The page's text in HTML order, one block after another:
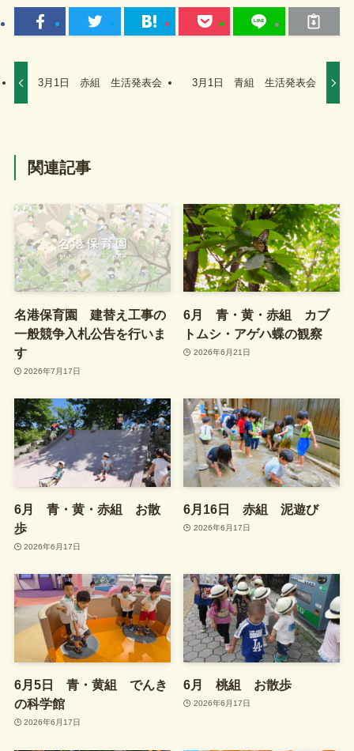
3月1日 赤組 生活発表会 3月1日 青組 生活発表会
関連記事
名港保育園 建替え工事の
一般競争入札公告を行いま
す
2026年7月17日
6月 青・黄・赤組 カブ
トムシ・アゲハ蝶の観察
2026年6月21日
6月 青・黄・赤組 お散
歩
2026年6月17日
6月16日 赤組 泥遊び
2026年6月17日
6月5日 青・黄組 でんき
の科学館
2026年6月17日
6月 桃組 お散歩
2026年6月17日